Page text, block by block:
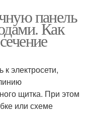
панель
Как
электросети,
щитка. При этом
или схеме